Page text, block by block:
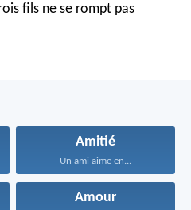
fils ne se rompt pas
Amitié
Un ami aime en...
Amour